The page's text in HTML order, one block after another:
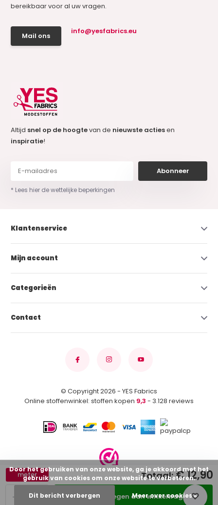
+
-
meter
Toevoegen aan winkelwagen
Totaal:€ 12,90
bereikbaar voor al uw vragen.
Mail ons
info@yesfabrics.eu
Altijd snel op de hoogtevan de nieuwste actiesen
inspiratie!
Abonneer
* Lees hier de wettelijke beperkingen
Klantenservice
Mijn account
Categorieën
Contact
© Copyright 2026 - YES Fabrics
Online stoffenwinkel: stoffen kopen 9,3 - 3.128 reviews
Door het gebruiken van onze website, ga je akkoord met het
gebruik van cookies om onze website te verbeteren.
Dit bericht verbergen Meer over cookies »